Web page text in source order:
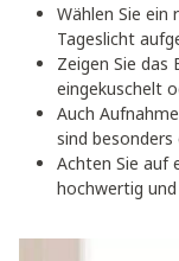
Wählen Sie ein
Tageslicht
Zeigen Sie das
eingekuschelt
Auch
sind
Achten Sie auf
hochwertig